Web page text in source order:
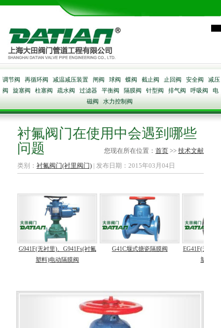
调节阀 再循环阀 减温减压装置 闸阀 球阀 蝶阀 截止阀 止回阀 安全阀
减压
阀
旋塞阀 柱塞阀 疏水阀 过滤器 平衡阀 隔膜阀 针型阀 排气阀 呼吸阀
电
磁阀
水力控制阀
衬氟阀门在使用中会遇到哪些
问题
类别： 衬氟阀门(衬里阀门) | 发布日期：2015年03月04日
您现在所在位置： 首页 >> 技术文献
G941F(无衬里)、G941Fs(衬氟
塑料)电动隔膜阀
G41C堰式搪瓷隔膜阀
EG41F(无衬
塑料)